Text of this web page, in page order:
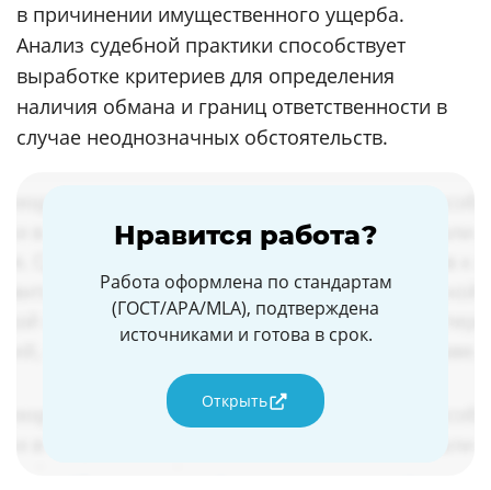
в причинении имущественного ущерба.
Анализ судебной практики способствует
выработке критериев для определения
наличия обмана и границ ответственности в
случае неоднозначных обстоятельств.
Нравится работа?
Работа оформлена по стандартам
(ГОСТ/APA/MLA), подтверждена
источниками и готова в срок.
Открыть